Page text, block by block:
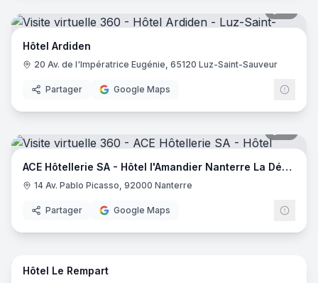
Hôtel Ardiden
20 Av. de l'Impératrice Eugénie, 65120 Luz-Saint-Sauveur
Partager Google Maps
ACE Hôtellerie SA - Hôtel l'Amandier Nanterre La Défense
14 Av. Pablo Picasso, 92000 Nanterre
Partager Google Maps
42
Hôtel Le Rempart